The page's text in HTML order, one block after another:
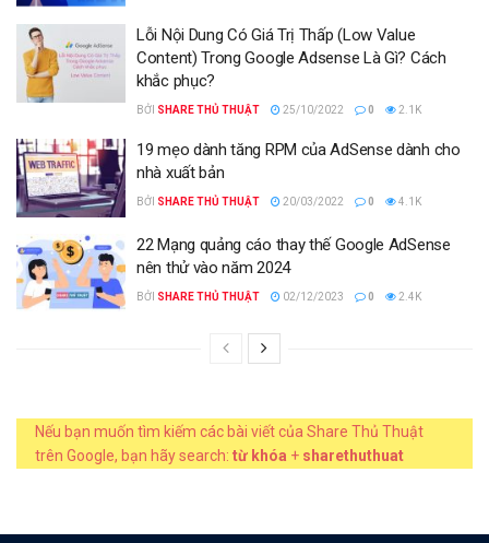
Lỗi Nội Dung Có Giá Trị Thấp (Low Value
Content) Trong Google Adsense Là Gì? Cách
khắc phục?
BỞI SHARE THỦ THUẬT 25/10/2022 0 2.1K
19 mẹo dành tăng RPM của AdSense dành cho
nhà xuất bản
BỞI SHARE THỦ THUẬT 20/03/2022 0 4.1K
22 Mạng quảng cáo thay thế Google AdSense
nên thử vào năm 2024
BỞI SHARE THỦ THUẬT 02/12/2023 0 2.4K
Nếu bạn muốn tìm kiếm các bài viết của Share Thủ Thuật
trên Google, bạn hãy search: từ khóa + sharethuthuat